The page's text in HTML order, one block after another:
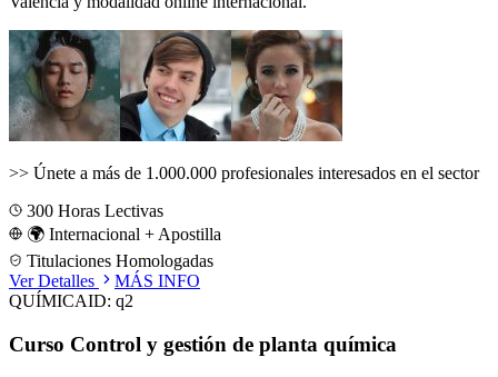
>> Únete a más de 1.000.000 profesionales interesados en el sector
300 Horas Lectivas
🌍 Internacional + Apostilla
Titulaciones Homologadas
Ver Detalles
MÁS INFO
QUÍMICAID: q2
Curso Control y gestión de planta química